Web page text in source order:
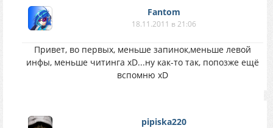
Fantom
18.11.2011 в 21:06
Привет, во первых, меньше запинок,меньше левой
инфы, меньше читинга xD...ну как-то так, попозже ещё
вспомню xD
pipiska220